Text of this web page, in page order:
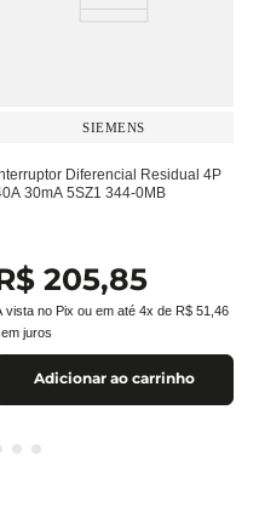
SIEMENS
Diferencial Residual 4P
30mA 5SZ1 344-0MB
205,85
vista no Pix ou em até 4x de R$ 51 46
juros
Adicionar ao carrinho